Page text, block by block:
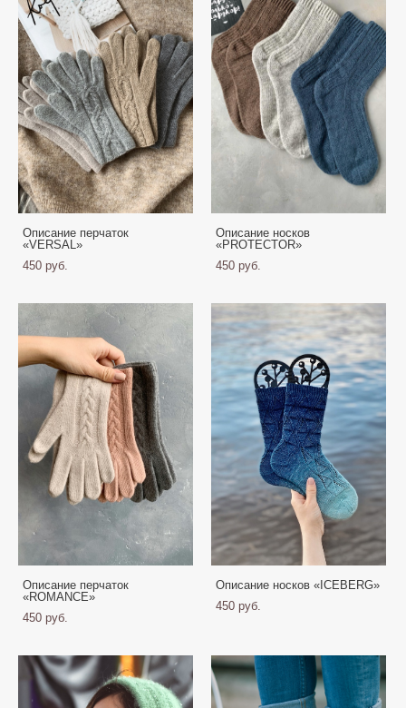
Описание перчаток
«VERSAL»
450 pуб.
Описание носков
«PROTECTOR»
450 pуб.
Описание перчаток
«ROMANCE»
450 pуб.
Описание носков «ICEBERG»
450 pуб.